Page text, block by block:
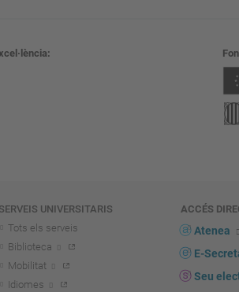
SERVEIS UNIVERSITARIS
Tots els serveis
Biblioteca
Mobilitat
Idiomes
ACCÉS
Atenea
E-
Seu